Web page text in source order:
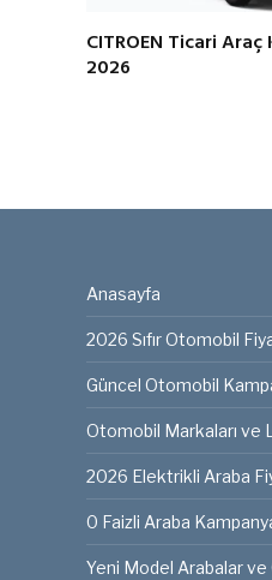
CITROEN Ticari Araç
2026
Anasayfa
2026 Sıfır Otomobil
Güncel Otomobil
Otomobil Markaları ve
2026 Elektrikli Araba
0 Faizli Araba
Yeni Model Arabalar ve